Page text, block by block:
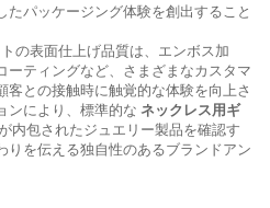
たパッケージング体験を創出すること
の表面仕上げ品質は、エンボス加
ーティングなど、さまざまなカスタマ
客との接触時に触覚的な体験を向上さ
ンにより、標準的な ネックレス用ギ
内包されたジュエリー製品を確認す
りを伝える独自性のあるブランドアン